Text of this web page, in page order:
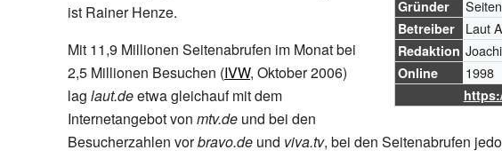
Gründer
Betreiber Laut
Redaktion
Online 1998
ist Rainer Henze.
Mit 11,9 Millionen Seitenabrufen im Monat bei
2,5 Millionen Besuchen (IVW, Oktober 2006)
lag laut.deetwa gleichauf mit dem
Internetangebot von mtv.de und bei den
Besucherzahlen vorbravo.de und viva.tv, bei den Seitenabrufen